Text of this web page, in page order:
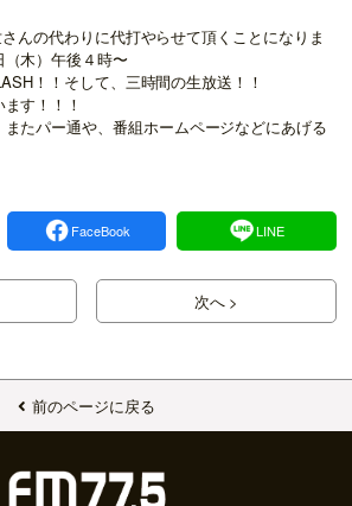
んの代わりに代打やらせて頂くことになりま
木）午後４時〜
！！そして、三時間の生放送！！
す！！！
たパー通や、番組ホームページなどにあげる
FaceBook LINE
次へ >
前のページに戻る